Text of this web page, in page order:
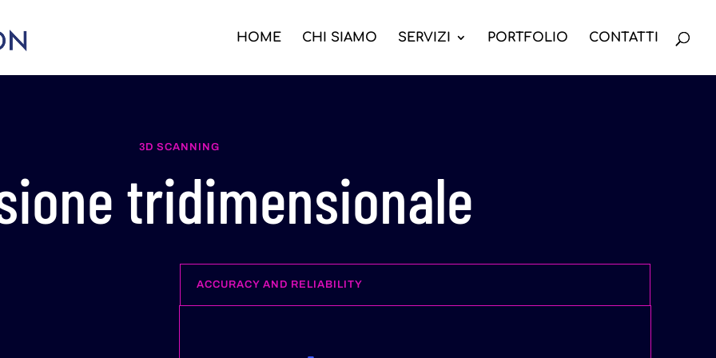
HOME CHI SIAMO SERVIZI PORTFOLIO CONTATTI
3D SCANNING
tridimensionale
ACCURACY AND RELIABILITY